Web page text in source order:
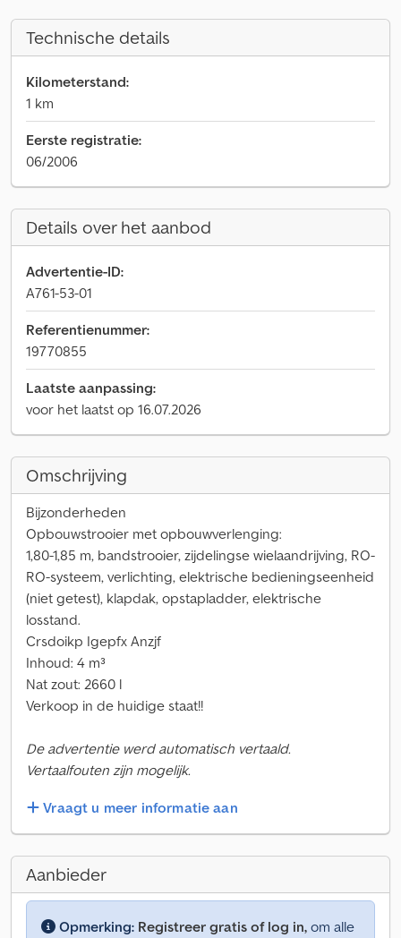
Technische details
Kilometerstand:
1 km
Eerste registratie:
06/2006
Details over het aanbod
Advertentie-ID:
A761-53-01
Referentienummer:
19770855
Laatste aanpassing:
voor het laatst op 16.07.2026
Omschrijving
Bijzonderheden
Opbouwstrooier met opbouwverlenging:
1,80-1,85 m, bandstrooier, zijdelingse wielaandrijving, RO-
RO-systeem, verlichting, elektrische bedieningseenheid
(niet getest), klapdak, opstapladder, elektrische
losstand.
Crsdoikp Igepfx Anzjf
Inhoud: 4 m³
Nat zout: 2660 l
Verkoop in de huidige staat!!
De advertentie werd automatisch vertaald.
Vertaalfouten zijn mogelijk.
Vraagt u meer informatie aan
Aanbieder
Opmerking: Registreer gratis of log in, om alle